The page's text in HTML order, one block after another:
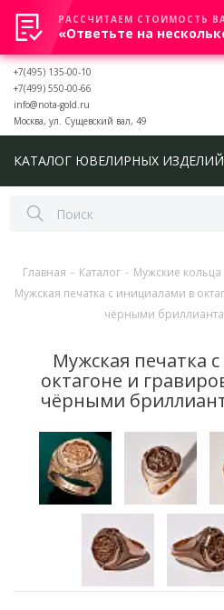
+7(495) 135-00-10
+7(499) 550-00-66
info@nota-gold.ru
Москва, ул. Сущевский вал, 49
КАТАЛОГ ЮВЕЛИРНЫХ ИЗДЕЛИЙ
Главная - Каталог - Мужские кольца
Мужская печатка с инициалами в
чёрными
Мужская печатка
октагоне и
чёрными
РАССЧИТАЕМ СТОИМОСТЬ
«Ответьте на